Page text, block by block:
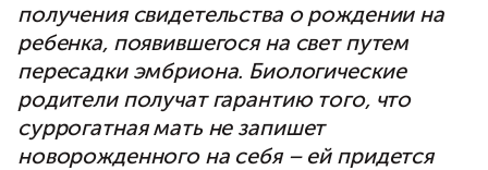
получения свидетельства о рождении на
ребенка, появившегося на свет путем
пересадки эмбриона. Биологические
родители получат гарантию того, что
суррогатная мать не запишет
новорожденного на себя – ей придется